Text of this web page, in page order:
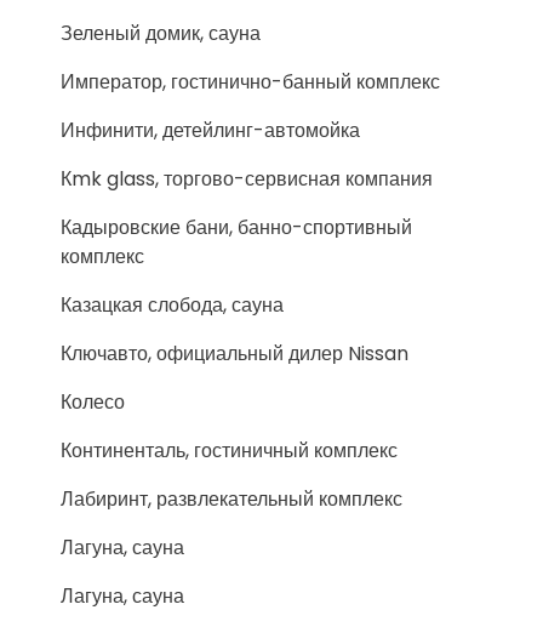
Зеленый домик, сауна
Император, гостинично-банный комплекс
Инфинити, детейлинг-автомойка
Кmk glass, торгово-сервисная компания
Кадыровские бани, банно-спортивный
комплекс
Казацкая слобода, сауна
Ключавто, официальный дилер Nissan
Колесо
Континенталь, гостиничный комплекс
Лабиринт, развлекательный комплекс
Лагуна, сауна
Лагуна, сауна